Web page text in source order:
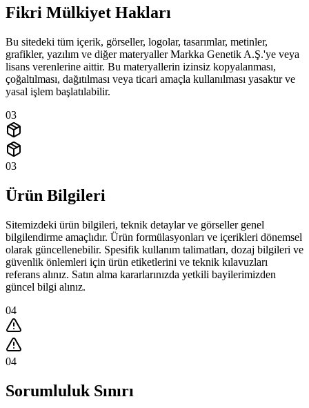
Fikri Mülkiyet Hakları
Bu sitedeki tüm içerik, görseller, logolar, tasarımlar, metinler,
grafikler, yazılım ve diğer materyaller Markka Genetik A.Ş.'ye veya
lisans verenlerine aittir. Bu materyallerin izinsiz kopyalanması,
çoğaltılması, dağıtılması veya ticari amaçla kullanılması yasaktır ve
yasal işlem başlatılabilir.
03
03
Ürün Bilgileri
Sitemizdeki ürün bilgileri, teknik detaylar ve görseller genel
bilgilendirme amaçlıdır. Ürün formülasyonları ve içerikleri dönemsel
olarak güncellenebilir. Spesifik kullanım talimatları, dozaj bilgileri ve
güvenlik önlemleri için ürün etiketlerini ve teknik kılavuzları
referans alınız. Satın alma kararlarınızda yetkili bayilerimizden
güncel bilgi alınız.
04
04
Sorumluluk Sınırı